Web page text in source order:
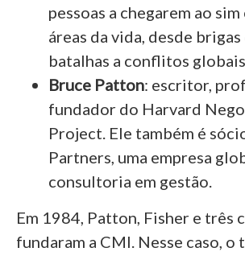
pessoas a chegarem ao
áreas da vida, desde
batalhas a conflitos globais.
Bruce Patton: escritor,
fundador do Harvard
Project. Ele também é
Partners, uma empresa
consultoria em gestão.
Em 1984, Patton, Fisher e três
fundaram a CMI. Nesse caso,